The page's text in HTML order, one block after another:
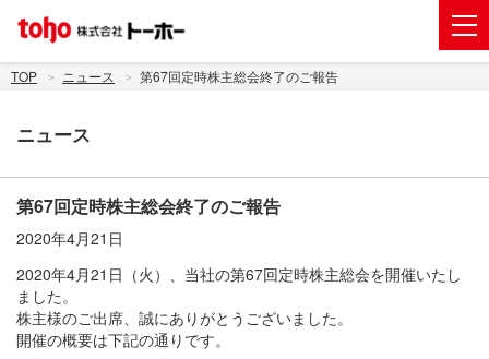
会社案内
株主・投資家情報
トーホーグループのサステナビリティ
ニュース
採用情報
TOP ニュース 第67回定時株主総会終了のご報告
ニュース
第67回定時株主総会終了のご報告
2020年4月21日
2020年4月21日（火）、当社の第67回定時株主総会を開催いたし
ました。
株主様のご出席、誠にありがとうございました。
開催の概要は下記の通りです。